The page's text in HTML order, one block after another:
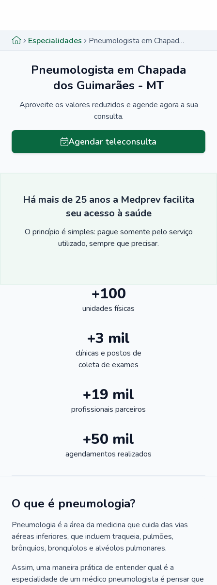
Especialidades Pneumologista em Chapada dos Guimarães - MT
Pneumologista em Chapada
dos Guimarães - MT
Aproveite os valores reduzidos e agende agora a sua
consulta.
Agendar teleconsulta
Há mais de 25 anos a Medprev facilita
seu acesso à saúde
O princípio é simples: pague somente pelo serviço
utilizado, sempre que precisar.
+100
unidades físicas
+3 mil
clínicas e postos de
coleta de exames
+19 mil
profissionais parceiros
+50 mil
agendamentos realizados
O que é pneumologia?
Pneumologia é a área da medicina que cuida das vias
aéreas inferiores, que incluem traqueia, pulmões,
brônquios, bronquíolos e alvéolos pulmonares.
Assim, uma maneira prática de entender qual é a
especialidade de um médico pneumologista é pensar que